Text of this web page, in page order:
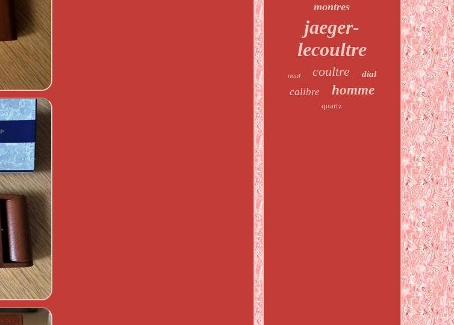
montres
jaeger-
lecoultre
neuf coultre dial
calibre homme
quartz